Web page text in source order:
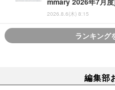
2026.8.6(木) 8:15
ランキング
編集部